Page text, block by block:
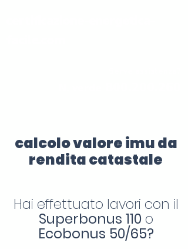
calcolo valore imu da
rendita catastale
Hai effettuato lavori con il
Superbonus 110 o
Ecobonus 50/65?